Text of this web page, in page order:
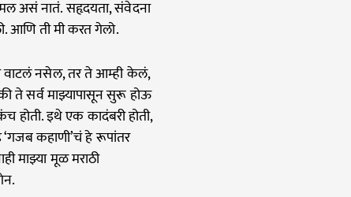
असं नातं. सहृदयता, संवेदना
आणि ती मी करत गेलो.
वाटलं नसेल, तर ते आम्ही केलं,
ते सर्व माझ्यापासून सुरू होऊ
होती. इथे एक कादंबरी होती,
कहाणी’चं हे रूपांतर
माझ्या मूळ मराठी